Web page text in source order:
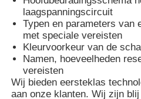
Kabelverdeelkast
metaal omkaste
Vacuüm lastscheider
laagspanningscircuit
Typen en parameters van
met speciale vereisten
Kleurvoorkeur van de
Namen, hoeveelheden
vereisten
Wij bieden eersteklas
aan onze klanten. Wij zijn